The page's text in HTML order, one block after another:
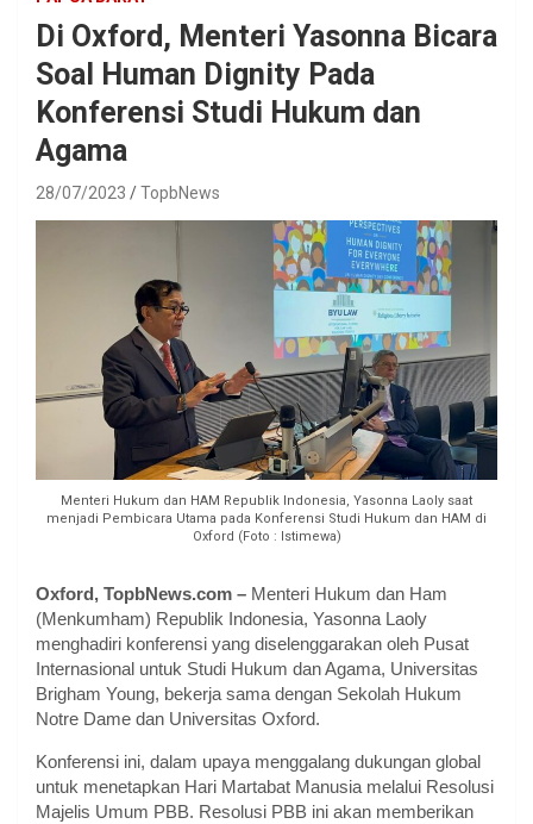
Di Oxford, Menteri Yasonna Bicara
Soal Human Dignity Pada
Konferensi Studi Hukum dan
Agama
28/07/2023 TopbNews
Menteri Hukum dan HAM Republik Indonesia, Yasonna Laoly saat
menjadi Pembicara Utama pada Konferensi Studi Hukum dan HAM di
Oxford (Foto : Istimewa)
Oxford, TopbNews.com – Menteri Hukum dan Ham
(Menkumham) Republik Indonesia, Yasonna Laoly
menghadiri konferensi yang diselenggarakan oleh Pusat
Internasional untuk Studi Hukum dan Agama, Universitas
Brigham Young, bekerja sama dengan Sekolah Hukum
Notre Dame dan Universitas Oxford.
Konferensi ini, dalam upaya menggalang dukungan global
untuk menetapkan Hari Martabat Manusia melalui Resolusi
Majelis Umum PBB. Resolusi PBB ini akan memberikan